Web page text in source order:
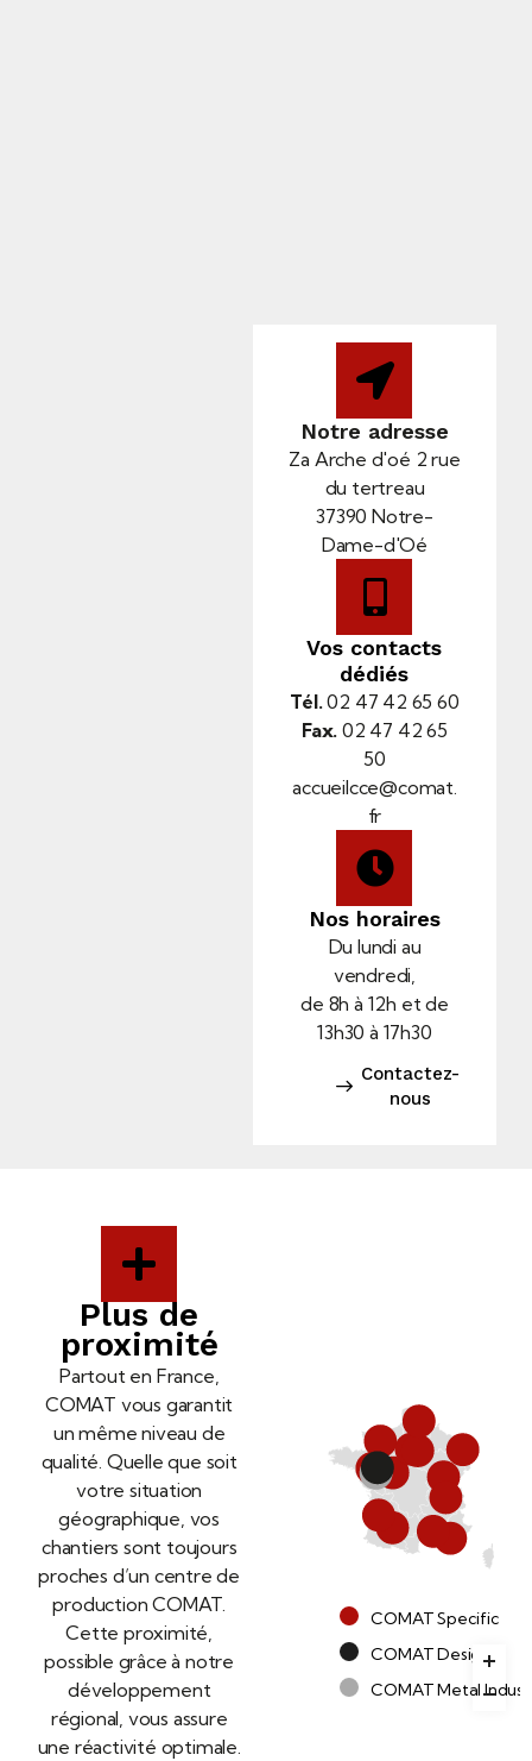
Notre adresse
Za Arche d'oé 2 rue
du tertreau
37390 Notre-
Dame-d'Oé
Vos contacts
dédiés
Tél.02 47 42 65 60
Fax. 02 47 42 65
50
accueilcce@comat.
fr
Nos horaires
Du lundi au
vendredi,
de 8h à 12h et de
13h30 à 17h30
Contactez-
nous
Plus de
proximité
Partout en France,
COMAT vous garantit
un même niveau de
qualité. Quelle que soit
votre situation
géographique, vos
chantiers sont toujours
proches d’un centre de
production COMAT.
Cette proximité,
possible grâce à notre
développement
régional, vous assure
une réactivité optimale.​
COMAT Specific
COMAT Design
COMAT Metal